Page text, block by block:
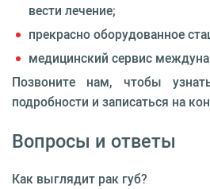
вести лечение;
прекрасно оборудованное
медицинский сервис
Позвоните нам, чтобы
подробности и записаться на
Вопросы и ответы
Как выглядит рак губ?